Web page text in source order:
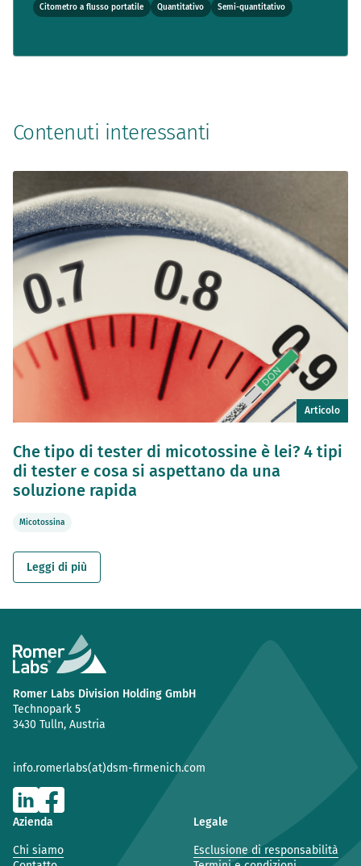
Citometro a flusso portatile
Quantitativo Semi-quantitativo
Contenuti interessanti
Articolo
Che tipo di tester di micotossine è lei? 4 tipi
di tester e cosa si aspettano da una
soluzione rapida
Micotossina
Leggi di più
Romer Labs Division Holding GmbH
Technopark 5
3430 Tulln, Austria
info.romerlabs(at)dsm-firmenich.com
Azienda
Chi siamo
Legale
Esclusione di responsabilità